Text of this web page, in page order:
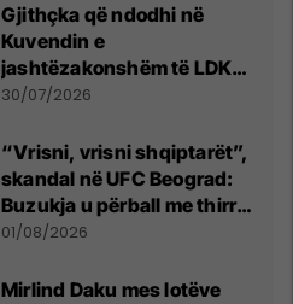
Gjithçka që ndodhi në
Kuvendin e
jashtëzakonshëm të LDK-
së
30/07/2026
“Vrisni, vrisni shqiptarët”,
skandal në UFC Beograd:
Buzukja u përball me thirrje
anti-shqiptare nga
01/08/2026
Mirlind Daku mes lotëve